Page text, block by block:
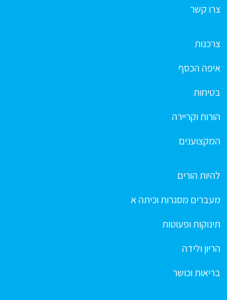
צרו קשר
צרכנות
איפה הכסף
בטיחות
הורות וקריירה
המקצוענים
להיות הורים
מעברים מסגרות וכיתה א
תינוקות ופעוטות
הריון ולידה
בריאות וכושר